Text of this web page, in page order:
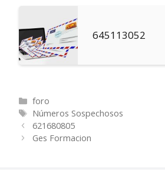
645113052
Categorías
foro
Etiquetas
Números Sospechosos
621680805
Ges Formacion